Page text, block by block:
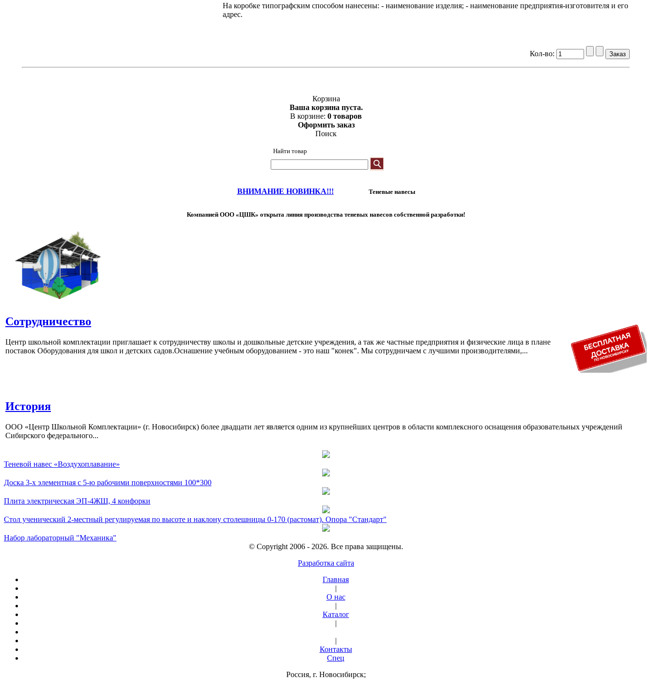
На коробке типографским способом нанесены: - наименование изделия; - наименование предприятия-изготовителя и его
адрес.
Кол-во:
Корзина
Ваша корзина пуста.
В корзине: 0 товаров
Оформить заказ
Поиск
Найти товар
ВНИМАНИЕ НОВИНКА!!! Теневые навесы
Компанией ООО «ЦШК» открыта линия производства теневых навесов собственной разработки!
Сотрудничество
Центр школьной комплектации приглашает к сотрудничеству школы и дошкольные детские учреждения, а так же частные предприятия и физические лица в плане
поставок Оборудования для школ и детских садов.Оснашение учебным оборудованием - это наш "конек". Мы сотрудничаем с лучшими производителями,...
История
ООО «Центр Школьной Комплектации» (г. Новосибирск) более двадцати лет является одним из крупнейших центров в области комплексного оснащения образовательных учреждений
Сибирского федерального...
Теневой навес «Воздухоплавание»
Доска 3-х элементная с 5-ю рабочими поверхностями 100*300
Плита электрическая ЭП-4ЖШ, 4 конфорки
Стол ученический 2-местный регулируемая по высоте и наклону столешницы 0-170 (растомат). Опора "Стандарт"
Набор лабораторный "Механика"
© Copyright 2006 - 2026. Все права защищены.
Разработка сайта
Главная
|
О нас
|
Каталог
|
|
Контакты
Спец
Россия, г. Новосибирск;